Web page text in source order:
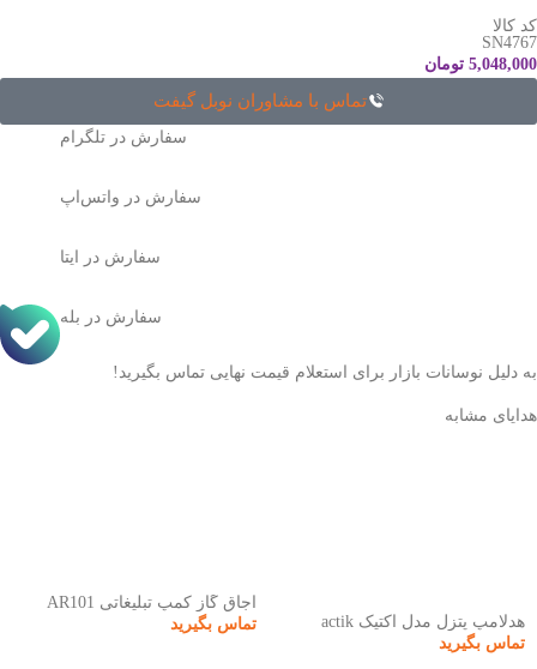
کد کالا
SN4767
5,048,000 تومان
تماس با مشاوران نوبل گیفت
سفارش در تلگرام
سفارش در واتس‌اپ
سفارش در ایتا
سفارش در بله
به دلیل نوسانات بازار برای استعلام قیمت نهایی تماس بگیرید!
هدایای مشابه
هدلامپ پتزل مدل اکتیک actik
تماس بگیرید
اجاق گاز کمپ تبلیغاتی AR101
تماس بگیرید